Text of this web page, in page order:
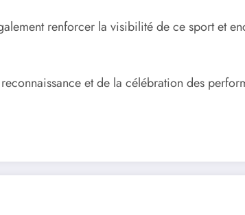
renforcer la visibilité de ce sport et
et de la célébration des